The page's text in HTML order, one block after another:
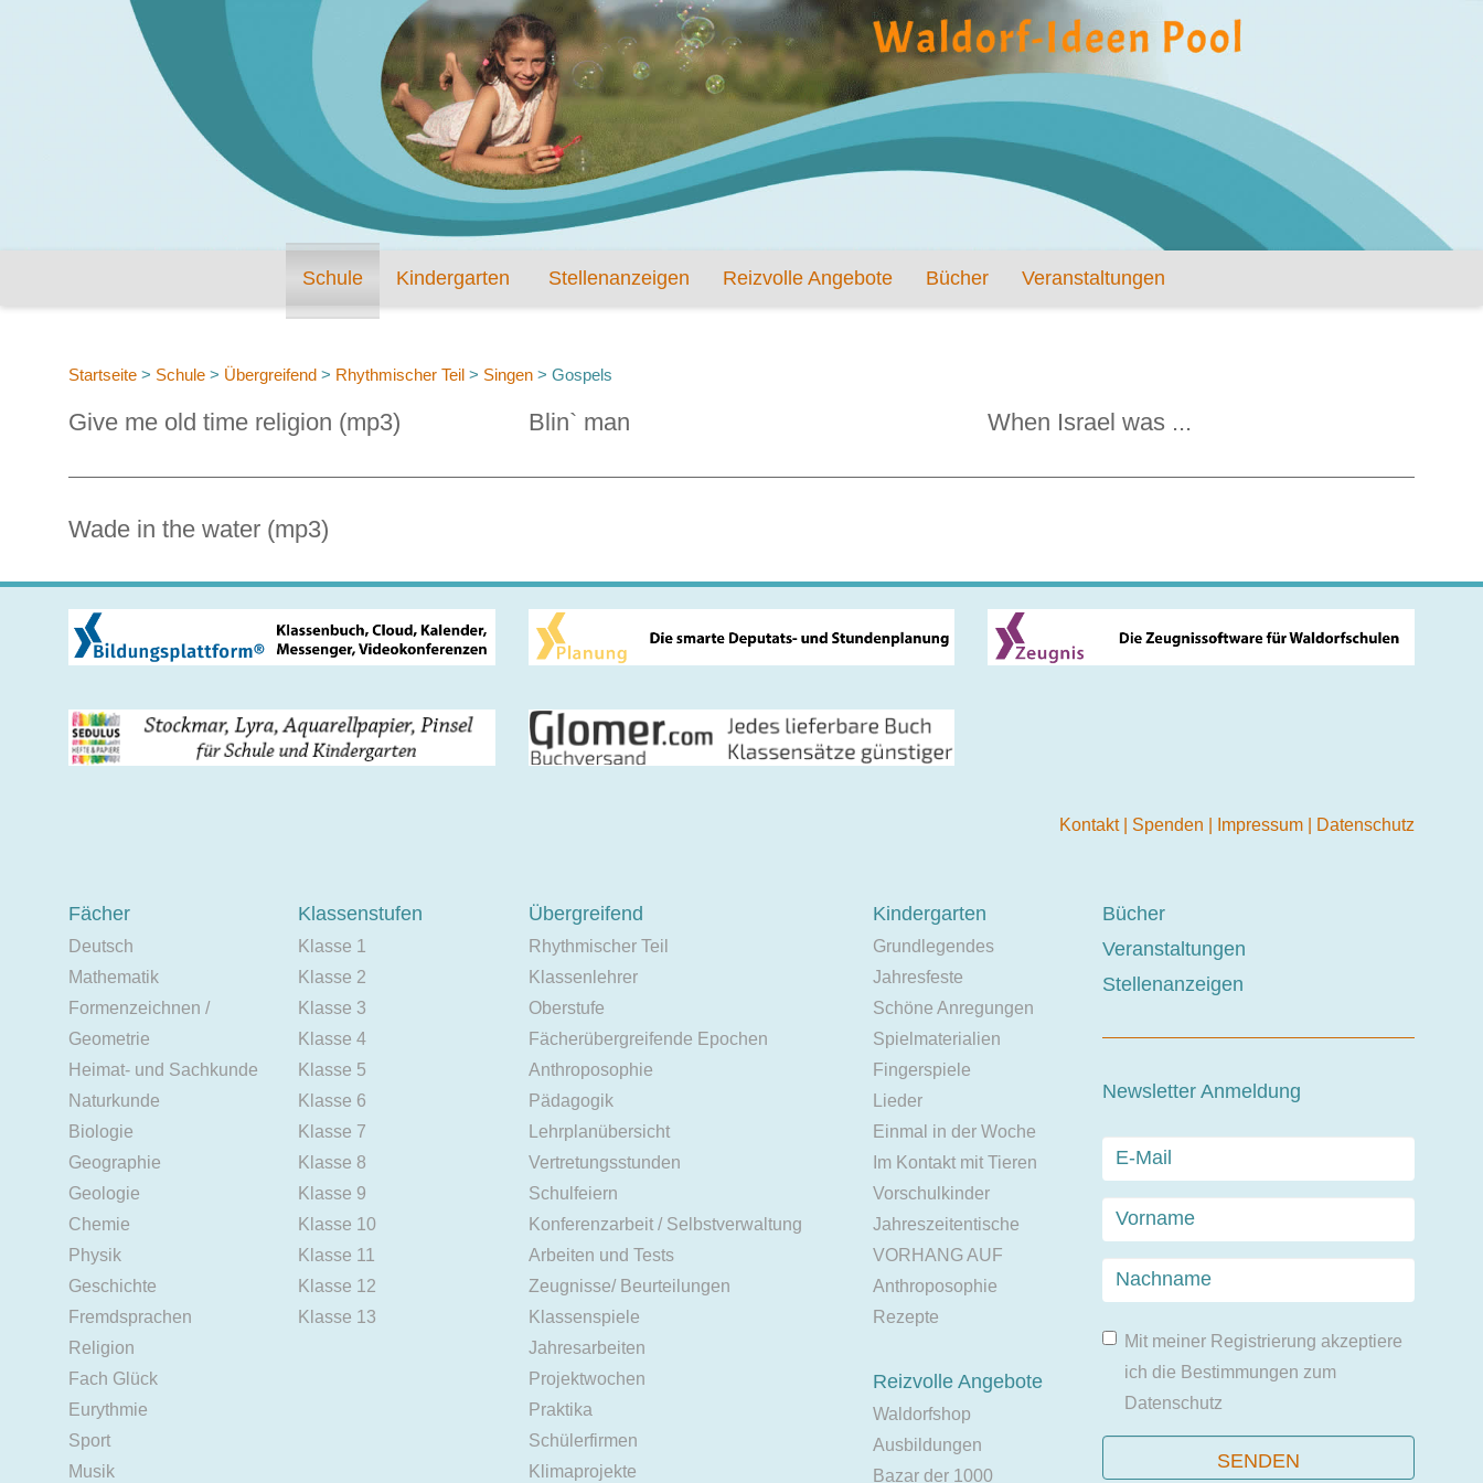
Schule Kindergarten Stellenanzeigen Reizvolle Angebote Bücher Veranstaltungen
Startseite > Schule > Übergreifend > Rhythmischer Teil > Singen > Gospels
Give me old time religion (mp3) Blin` man When Israel was ...
Wade in the water (mp3)
Kontakt Spenden Impressum Datenschutz
Fächer
Deutsch
Mathematik
Formenzeichnen /
Geometrie
Heimat- und Sachkunde
Naturkunde
Biologie
Geographie
Geologie
Chemie
Physik
Geschichte
Fremdsprachen
Religion
Fach Glück
Eurythmie
Sport
Musik
Klassenstufen
Klasse 1
Klasse 2
Klasse 3
Klasse 4
Klasse 5
Klasse 6
Klasse 7
Klasse 8
Klasse 9
Klasse 10
Klasse 11
Klasse 12
Klasse 13
Übergreifend
Rhythmischer Teil
Klassenlehrer
Oberstufe
Fächerübergreifende Epochen
Anthroposophie
Pädagogik
Lehrplanübersicht
Vertretungsstunden
Schulfeiern
Konferenzarbeit / Selbstverwaltung
Arbeiten und Tests
Zeugnisse/ Beurteilungen
Klassenspiele
Jahresarbeiten
Projektwochen
Praktika
Schülerfirmen
Klimaprojekte
Kindergarten
Grundlegendes
Jahresfeste
Schöne Anregungen
Spielmaterialien
Fingerspiele
Lieder
Einmal in der Woche
Im Kontakt mit Tieren
Vorschulkinder
Jahreszeitentische
VORHANG AUF
Anthroposophie
Rezepte
Reizvolle Angebote
Waldorfshop
Ausbildungen
Bazar der 1000
Bücher
Veranstaltungen
Stellenanzeigen
Newsletter Anmeldung
Mit meiner Registrierung akzeptiere
ich die Bestimmungen zum
Datenschutz